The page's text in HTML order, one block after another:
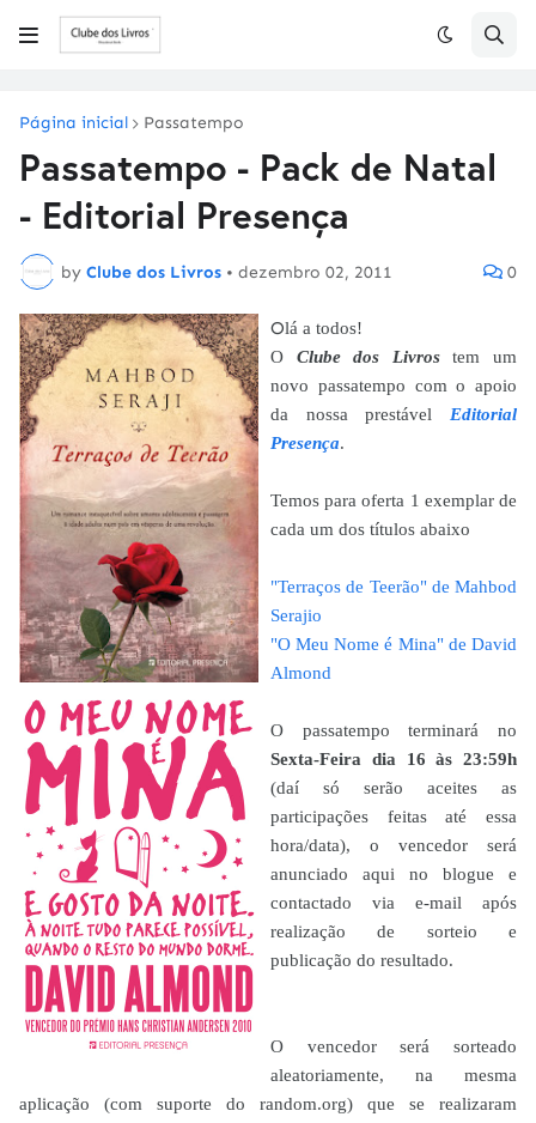
Página inicial Passatempo
Passatempo - Pack de Natal
- Editorial Presença
by Clube dos Livros • dezembro 02, 2011 0
Olá a todos!
O Clube dos Livrostem um
novo passatempo com o apoio
da nossa prestável Editorial
Presença.
Temos para oferta 1 exemplar de
cada um dos títulos abaixo
"Terraços de Teerão" de Mahbod
Serajio
"O Meu Nome é Mina" de David
Almond
O passatempo terminará no
Sexta-Feira dia 16 às 23:59h
(daí só serão aceites as
participações feitas até essa
hora/data), o vencedor será
anunciado aqui no blogue e
contactado via e-mail após
realização de sorteio e
publicação do resultado.
O vencedor será sorteado
aleatoriamente, na mesma
aplicação (com suporte do random.org) que se realizaram